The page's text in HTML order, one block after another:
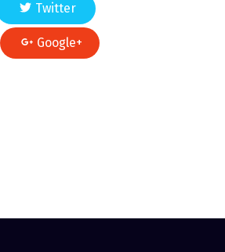
Twitter
Google+